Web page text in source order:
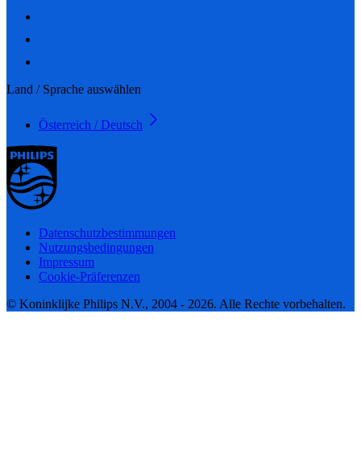
Land / Sprache auswählen
Österreich / Deutsch
Datenschutzbestimmungen
Nutzungsbedingungen
Impressum
Cookie-Präferenzen
© Koninklijke Philips N.V., 2004 - 2026. Alle Rechte vorbehalten.